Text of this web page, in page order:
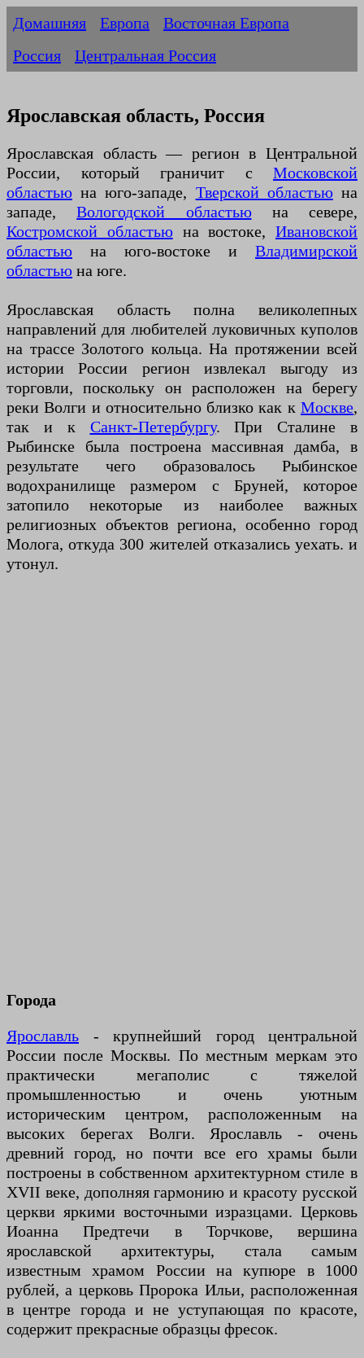
Домашняя Европа
Восточная Европа
Россия
Центральная Россия
Ярославская область, Россия
Ярославская область — регион в Центральной
России, который граничит с Московской
областью на юго-западе, Тверской областьюна
западе,Вологодской областьюна севере,
Костромской областьюна востоке, Ивановской
областью на юго-востоке и Владимирской
областью на юге.
Ярославская область полна великолепных
направлений для любителей луковичных куполов
на трассе Золотого кольца. На протяжении всей
истории России регион извлекал выгоду из
торговли, поскольку он расположен на берегу
реки Волги и относительно близко как к Москве,
так и к Санкт-Петербургу. При Сталине в
Рыбинске была построена массивная дамба, в
результате чего образовалось Рыбинское
водохранилище размером с Бруней, которое
затопило некоторые из наиболее важных
религиозных объектов региона, особенно город
Молога, откуда 300 жителей отказались уехать. и
утонул.
Города
Ярославль - крупнейший город центральной
России после Москвы. По местным меркам это
практически мегаполис с тяжелой
промышленностью и очень уютным
историческим центром, расположенным на
высоких берегах Волги. Ярославль - очень
древний город, но почти все его храмы были
построены в собственном архитектурном стиле в
XVII веке, дополняя гармонию и красоту русской
церкви яркими восточными изразцами. Церковь
Иоанна Предтечи в Торчкове, вершина
ярославской архитектуры, стала самым
известным храмом России на купюре в 1000
рублей, а церковь Пророка Ильи, расположенная
в центре города и не уступающая по красоте,
содержит прекрасные образцы фресок.